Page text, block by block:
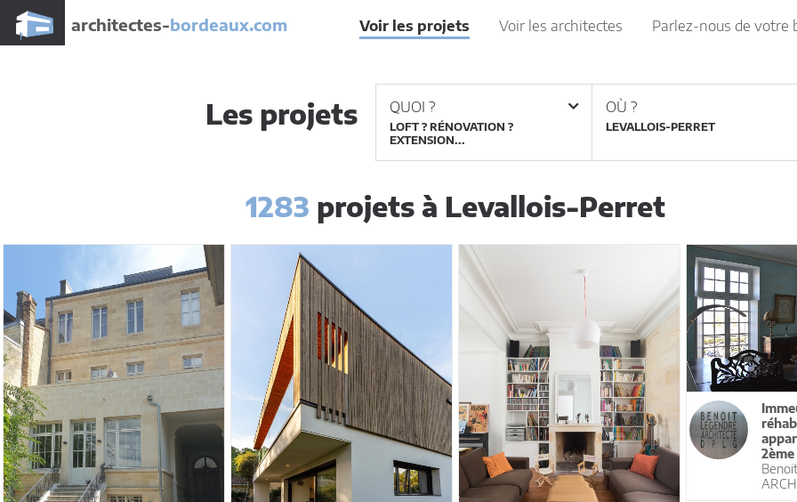
architectes-bordeaux.com Voir les projets Voir les architectes Parlez-nous de votre
Les projets QUOI ?
LOFT ? RÉNOVATION ?
EXTENSION...
OÙ ?
1283 projets à Levallois-Perret